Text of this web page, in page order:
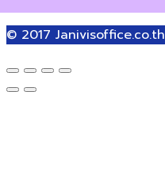
© 2017 Janivisoffice.co.th